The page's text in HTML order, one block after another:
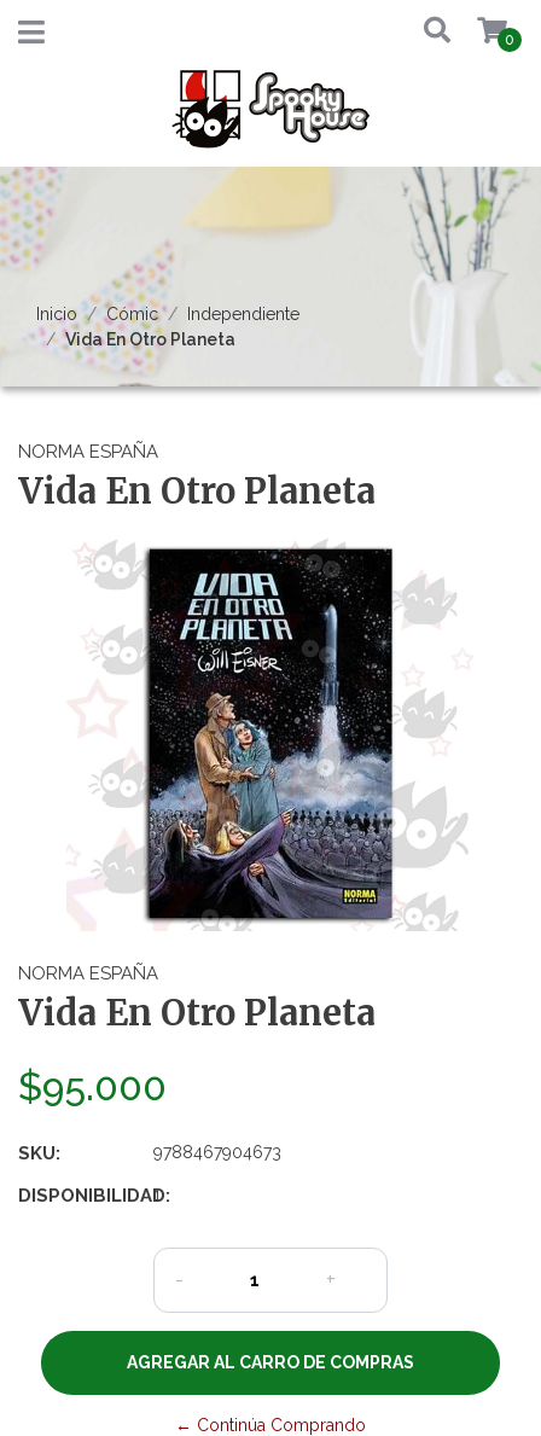
0
Inicio Cómic
Independiente
Vida En Otro Planeta
NORMA ESPAÑA
Vida En Otro Planeta
NORMA ESPAÑA
Vida En Otro Planeta
$95.000
SKU: 9788467904673
DISPONIBILIDAD:
1
- +
← Continúa Comprando